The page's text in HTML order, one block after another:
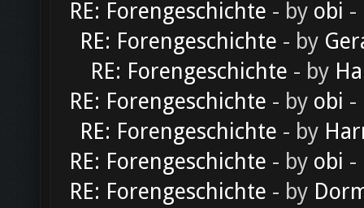
RE: Forengeschichte - by obi -
RE: Forengeschichte - by
RE: Forengeschichte - by
RE: Forengeschichte - by obi -
RE: Forengeschichte - by
RE: Forengeschichte - by obi -
RE: Forengeschichte - by